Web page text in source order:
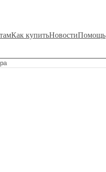
Как купитьНовостиПомощь